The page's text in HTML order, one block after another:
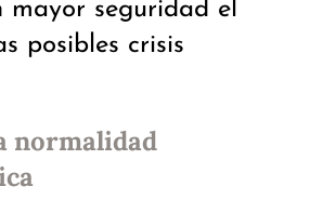
seguridad el
posibles crisis
normalidad